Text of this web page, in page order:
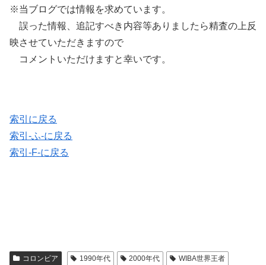
※当ブログでは情報を求めています。
誤った情報、追記すべき内容等ありましたら精査の上反
映させていただきますので
コメントいただけますと幸いです。
索引に戻る
索引-ふ-に戻る
索引-F-に戻る
コロンビア 1990年代 2000年代
WIBA世界王者